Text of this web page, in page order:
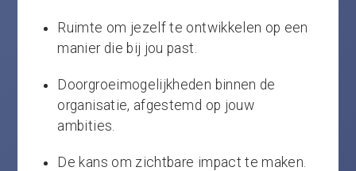
Ruimte om jezelf te ontwikkelen op een
manier die bij jou past.
Doorgroeimogelijkheden binnen de
organisatie, afgestemd op jouw
ambities.
De kans om zichtbare impact te maken.